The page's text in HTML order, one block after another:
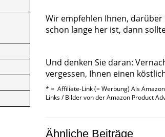
Wir empfehlen Ihnen, darüber
schon lange her ist, dann
Und denken Sie daran:
vergessen, Ihnen einen
* = Affiliate-Link (= Werbung) Als
Links / Bilder von der Amazon Product
Ähnliche Beiträge